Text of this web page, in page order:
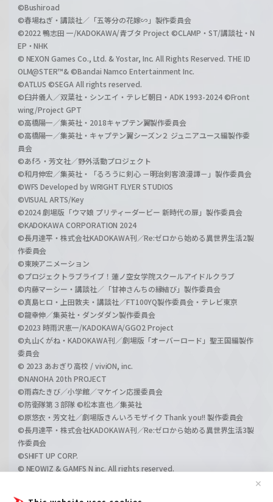
✕
©Bushiroad
©春場ねぎ・講談社／「五等分の花嫁∽」製作委員会
©2022 鴨志田 一/KADOKAWA/青ブタ Project ©CLAMP・ST/講談社・N
EP・NHK
© NEXON Games Co., Ltd. & Yostar, Inc. All Rights Reserved. THE ID
OLM@STER™& ©Bandai Namco Entertainment Inc.
©ATLUS ©SEGA All rights reserved.
©臼井儀人／双葉社・シンエイ・テレビ朝日・ADK 1993-2024 ©Front
wing/Project GPT
©高橋陽一／集英社・2018キャプテン翼製作委員会
©高橋陽一／集英社・キャプテン翼シーズン２ ジュニアユース編製作委
員会
©あfろ・芳文社／野外活動プロジェクト
©和月伸宏／集英社・「るろうに剣心 －明治剣客浪漫譚－」製作委員会
©WFS Developed by WRIGHT FLYER STUDIOS
©VISUAL ARTS/Key
©2024 劇場版「ウマ娘 プリティーダービー 新時代の扉」製作委員会
©KADOKAWA CORPORATION 2024
©長月達平・株式会社KADOKAWA刊／Re:ゼロから始める異世界生活2製
作委員会
©東映アニメーション
©プロジェクトラブライブ！蓮ノ空女学院スクールアイドルクラブ
©内藤マーシー・講談社／「甘神さんちの縁結び」製作委員会
©真島ヒロ・上田敦夫・講談社／FT100YQ製作委員会・テレビ東京
©龍幸伸／集英社・ダンダダン製作委員会
©2023 時雨沢恵一/KADOKAWA/GGO2 Project
©丸山くがね・KADOKAWA刊／劇場版「オーバーロード」聖王国編製作
委員会
© 2023 あおぎり高校 / viviON, inc.
©NANOHA 20th PROJECT
©雨森たきび／小学館／マケイン応援委員会
©防衛隊第３部隊 ©松本直也／集英社
©原悠衣・芳文社／劇場版きんいろモザイク Thank you!! 製作委員会
©長月達平・株式会社KADOKAWA刊／Re:ゼロから始める異世界生活3製
作委員会
©SHIFT UP CORP.
© NEOWIZ & GAMFS N inc. All rights reserved.